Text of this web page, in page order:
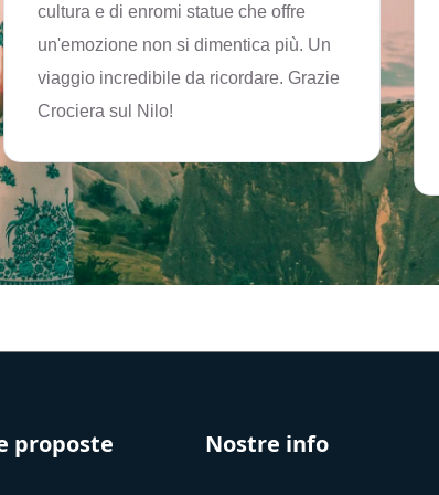
cultura e di enromi statue che offre
un'emozione non si dimentica più. Un
viaggio incredibile da ricordare. Grazie
Crociera sul Nilo!
proposte Nostre info